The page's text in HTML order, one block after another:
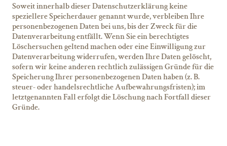
Soweit innerhalb dieser Datenschutzerklärung keine
speziellere Speicherdauer genannt wurde, verbleiben Ihre
personenbezogenen Daten bei uns, bis der Zweck für die
Datenverarbeitung entfällt. Wenn Sie ein berechtigtes
Löschersuchen geltend machen oder eine Einwilligung zur
Datenverarbeitung widerrufen, werden Ihre Daten gelöscht,
sofern wir keine anderen rechtlich zulässigen Gründe für die
Speicherung Ihrer personenbezogenen Daten haben (z. B.
steuer- oder handelsrechtliche Aufbewahrungsfristen); im
letztgenannten Fall erfolgt die Löschung nach Fortfall dieser
Gründe.